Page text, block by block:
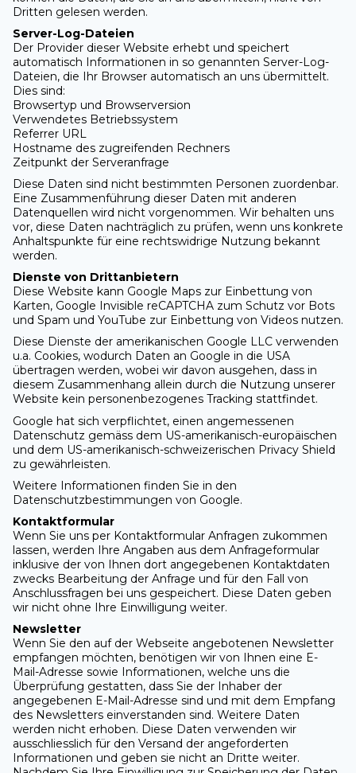
Dritten gelesen werden.
Server-Log-Dateien
Der Provider dieser Website erhebt und speichert
automatisch Informationen in so genannten Server-Log-
Dateien, die Ihr Browser automatisch an uns übermittelt.
Dies sind:
Browsertyp und Browserversion
Verwendetes Betriebssystem
Referrer URL
Hostname des zugreifenden Rechners
Zeitpunkt der Serveranfrage
Diese Daten sind nicht bestimmten Personen zuordenbar.
Eine Zusammenführung dieser Daten mit anderen
Datenquellen wird nicht vorgenommen. Wir behalten uns
vor, diese Daten nachträglich zu prüfen, wenn uns konkrete
Anhaltspunkte für eine rechtswidrige Nutzung bekannt
werden.
Dienste von Drittanbietern
Diese Website kann Google Maps zur Einbettung von
Karten, Google Invisible reCAPTCHA zum Schutz vor Bots
und Spam und YouTube zur Einbettung von Videos nutzen.
Diese Dienste der amerikanischen Google LLC verwenden
u.a. Cookies, wodurch Daten an Google in die USA
übertragen werden, wobei wir davon ausgehen, dass in
diesem Zusammenhang allein durch die Nutzung unserer
Website kein personenbezogenes Tracking stattfindet.
Google hat sich verpflichtet, einen angemessenen
Datenschutz gemäss dem US-amerikanisch-europäischen
und dem US-amerikanisch-schweizerischen Privacy Shield
zu gewährleisten.
Weitere Informationen finden Sie in den
Datenschutzbestimmungen von Google.
Kontaktformular
Wenn Sie uns per Kontaktformular Anfragen zukommen
lassen, werden Ihre Angaben aus dem Anfrageformular
inklusive der von Ihnen dort angegebenen Kontaktdaten
zwecks Bearbeitung der Anfrage und für den Fall von
Anschlussfragen bei uns gespeichert. Diese Daten geben
wir nicht ohne Ihre Einwilligung weiter.
Newsletter
Wenn Sie den auf der Webseite angebotenen Newsletter
empfangen möchten, benötigen wir von Ihnen eine E-
Mail-Adresse sowie Informationen, welche uns die
Überprüfung gestatten, dass Sie der Inhaber der
angegebenen E-Mail-Adresse sind und mit dem Empfang
des Newsletters einverstanden sind. Weitere Daten
werden nicht erhoben. Diese Daten verwenden wir
ausschliesslich für den Versand der angeforderten
Informationen und geben sie nicht an Dritte weiter.